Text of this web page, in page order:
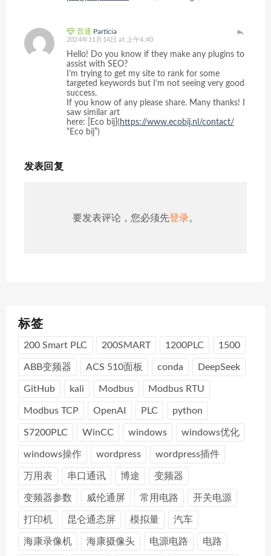
普通 Particia
2024年11月14日 at 上午4:40
Hello! Do you know if they make any plugins to
assist with SEO?
I’m trying to get my site to rank for some
targeted keywords but I’m not seeing very good
success.
If you know of any please share. Many thanks! I
saw similar art
here: [Eco bij]( https://www.ecobij.nl/contact/
“Eco bij”)
发表回复
要发表评论，您必须先登录。
标签
200 Smart PLC 200SMART 1200PLC 1500
ABB变频器 ACS 510面板 conda DeepSeek
GitHub kali Modbus Modbus RTU
Modbus TCP OpenAI PLC python
S7200PLC WinCC windows windows优化
windows操作 wordpress wordpress插件
万用表 串口通讯 博途 变频器
变频器参数 威伦通屏 常用电路 开关电源
打印机 昆仑通态屏 模拟量 汽车
海康录像机 海康摄像头 电源电路 电路